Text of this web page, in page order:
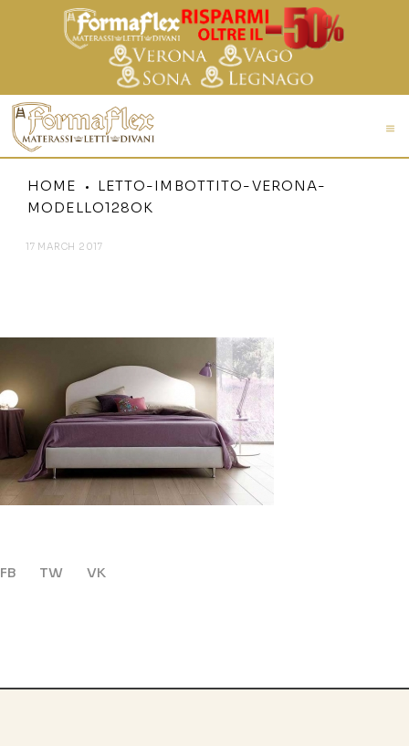
HOME
LETTO-IMBOTTITO-VERONA-
MODELLO128OK
17 MARCH 2017
FB TW VK